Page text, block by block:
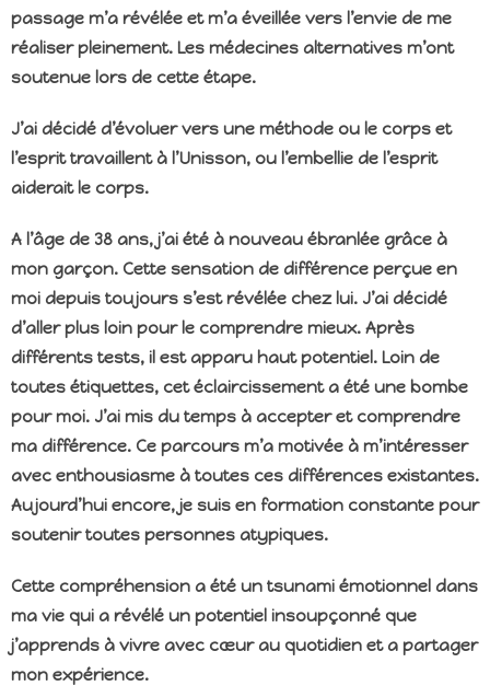
passage m’a révélée et m’a éveillée vers l’envie de me
réaliser pleinement. Les médecines alternatives m’ont
soutenue lors de cette étape.
J’ai décidé d’évoluer vers une méthode ou le corps et
l’esprit travaillent à l’Unisson, ou l’embellie de l’esprit
aiderait le corps.
A l’âge de 38 ans, j’ai été à nouveau ébranlée grâce à
mon garçon. Cette sensation de différence perçue en
moi depuis toujours s’est révélée chez lui. J’ai décidé
d’aller plus loin pour le comprendre mieux. Après
différents tests, il est apparu haut potentiel. Loin de
toutes étiquettes, cet éclaircissement a été une bombe
pour moi. J’ai mis du temps à accepter et comprendre
ma différence. Ce parcours m’a motivée à m’intéresser
avec enthousiasme à toutes ces différences existantes.
Aujourd’hui encore, je suis en formation constante pour
soutenir toutes personnes atypiques.
Cette compréhension a été un tsunami émotionnel dans
ma vie qui a révélé un potentiel insoupçonné que
j’apprends à vivre avec cœur au quotidien et a partager
mon expérience.